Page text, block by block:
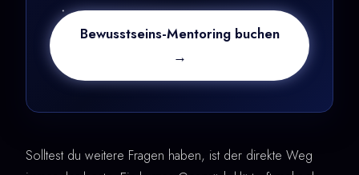
Bewusstseins-Mentoring buchen
→
Solltest du weitere Fragen haben, ist der direkte Weg